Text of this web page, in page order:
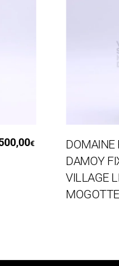
€
DOMAINE
DAMOY FIXIN
VILLAGE LES
MOGOTTES